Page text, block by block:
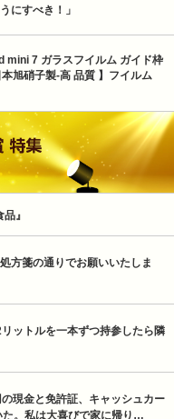
にすべき！」
mini 7 ガラスフイルム ガイド枠
旭硝子製-高 品質 】フイルム
』
方箋の通りでお願いいたしま
ットルを一本ずつ持参したら隣
現金と免許証、キャッシュカー
た。私は大喜びで家に帰り…